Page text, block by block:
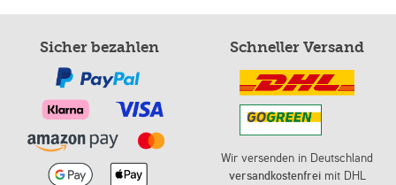
Sicher bezahlen Schneller Versand
Wir versenden in Deutschland
versandkostenfreimit DHL